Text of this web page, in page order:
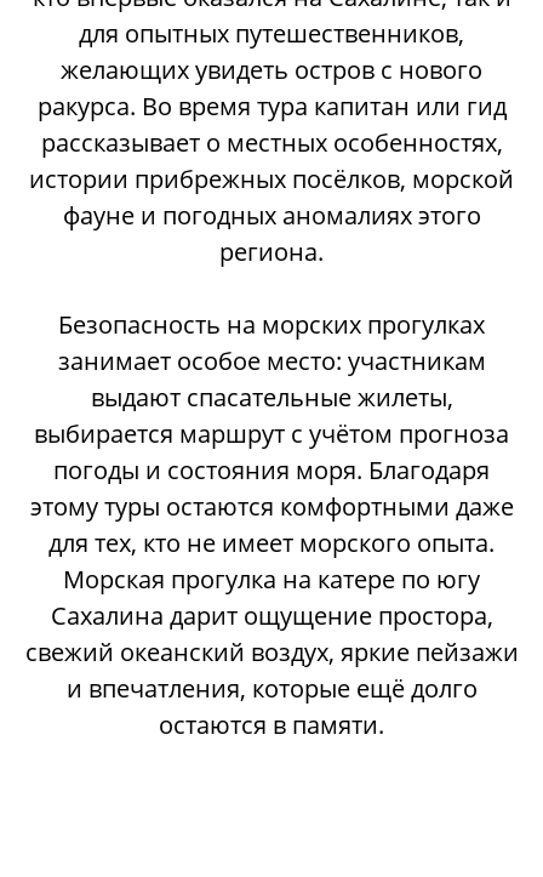
для опытных путешественников,
желающих увидеть остров с нового
ракурса. Во время тура капитан или гид
рассказывает о местных особенностях,
истории прибрежных посёлков, морской
фауне и погодных аномалиях этого
региона.
Безопасность на морских прогулках
занимает особое место: участникам
выдают спасательные жилеты,
выбирается маршрут с учётом прогноза
погоды и состояния моря. Благодаря
этому туры остаются комфортными даже
для тех, кто не имеет морского опыта.
Морская прогулка на катере по югу
Сахалина дарит ощущение простора,
свежий океанский воздух, яркие пейзажи
и впечатления, которые ещё долго
остаются в памяти.